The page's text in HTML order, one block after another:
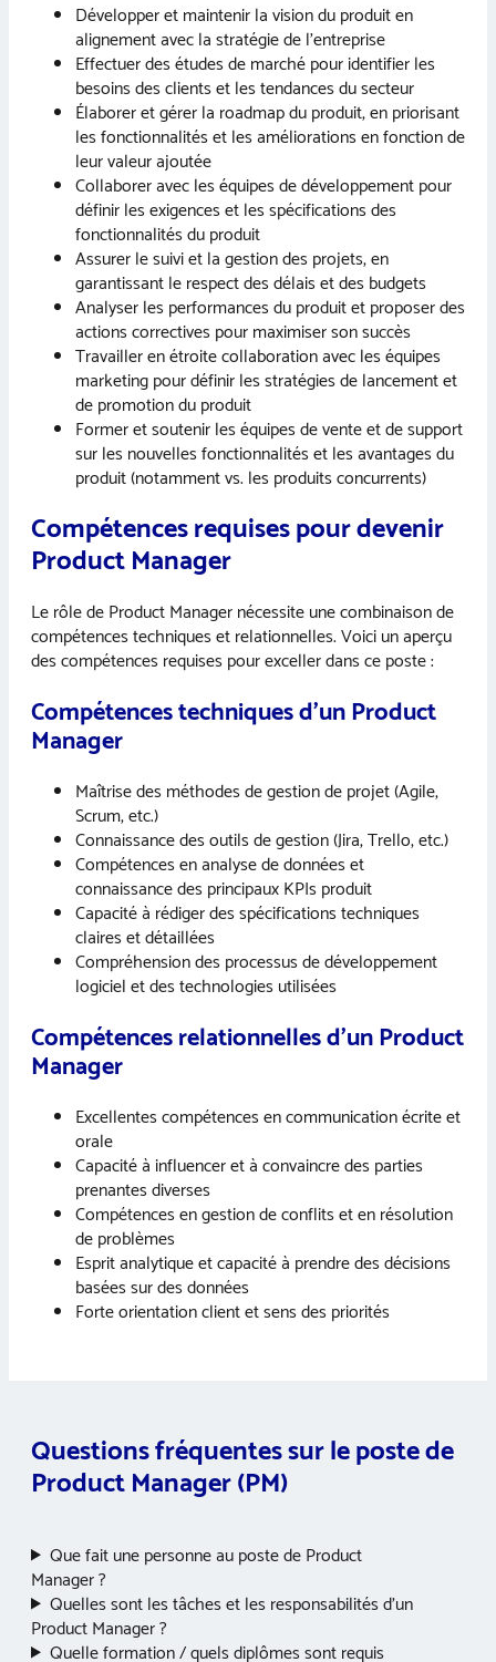
Développer et maintenir la vision du produit en
alignement avec la stratégie de l’entreprise
Effectuer des études de marché pour identifier les
besoins des clients et les tendances du secteur
Élaborer et gérer la roadmap du produit, en priorisant
les fonctionnalités et les améliorations en fonction de
leur valeur ajoutée
Collaborer avec les équipes de développement pour
définir les exigences et les spécifications des
fonctionnalités du produit
Assurer le suivi et la gestion des projets, en
garantissant le respect des délais et des budgets
Analyser les performances du produit et proposer des
actions correctives pour maximiser son succès
Travailler en étroite collaboration avec les équipes
marketing pour définir les stratégies de lancement et
de promotion du produit
Former et soutenir les équipes de vente et de support
sur les nouvelles fonctionnalités et les avantages du
produit (notamment vs. les produits concurrents)
Compétences requises pour devenir
Product Manager
Le rôle de Product Manager nécessite une combinaison de
compétences techniques et relationnelles. Voici un aperçu
des compétences requises pour exceller dans ce poste :
Compétences techniques d’un Product
Manager
Maîtrise des méthodes de gestion de projet (Agile,
Scrum, etc.)
Connaissance des outils de gestion (Jira, Trello, etc.)
Compétences en analyse de données et
connaissance des principaux KPIs produit
Capacité à rédiger des spécifications techniques
claires et détaillées
Compréhension des processus de développement
logiciel et des technologies utilisées
Compétences relationnelles d’un Product
Manager
Excellentes compétences en communication écrite et
orale
Capacité à influencer et à convaincre des parties
prenantes diverses
Compétences en gestion de conflits et en résolution
de problèmes
Esprit analytique et capacité à prendre des décisions
basées sur des données
Forte orientation client et sens des priorités
Questions fréquentes sur le poste de
Product Manager (PM)
Que fait une personne au poste de Product
Manager ?
Quelles sont les tâches et les responsabilités d’un
Product Manager ?
Quelle formation / quels diplômes sont requis